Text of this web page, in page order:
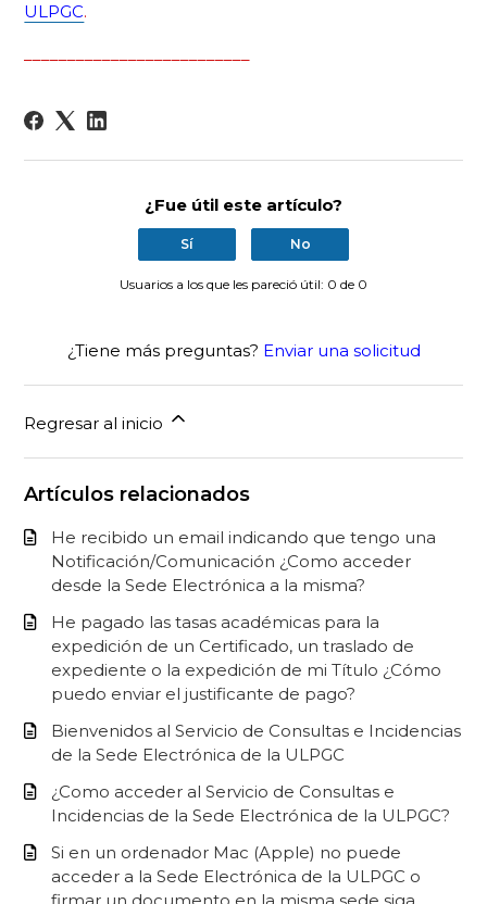
ULPGC.
¿Fue útil este artículo?
Sí No
Usuarios a los que les pareció útil: 0 de 0
¿Tiene más preguntas? Enviar una solicitud
Regresar al inicio
Artículos relacionados
He recibido un email indicando que tengo una
Notificación/Comunicación ¿Como acceder
desde la Sede Electrónica a la misma?
He pagado las tasas académicas para la
expedición de un Certificado, un traslado de
expediente o la expedición de mi Título ¿Cómo
puedo enviar el justificante de pago?
Bienvenidos al Servicio de Consultas e Incidencias
de la Sede Electrónica de la ULPGC
¿Como acceder al Servicio de Consultas e
Incidencias de la Sede Electrónica de la ULPGC?
Si en un ordenador Mac (Apple) no puede
acceder a la Sede Electrónica de la ULPGC o